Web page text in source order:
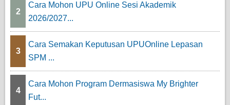
2
Cara Mohon UPU Online Sesi Akademik
2026/2027...
3
Cara Semakan Keputusan UPUOnline Lepasan
SPM ...
4
Cara Mohon Program Dermasiswa My Brighter
Fut...